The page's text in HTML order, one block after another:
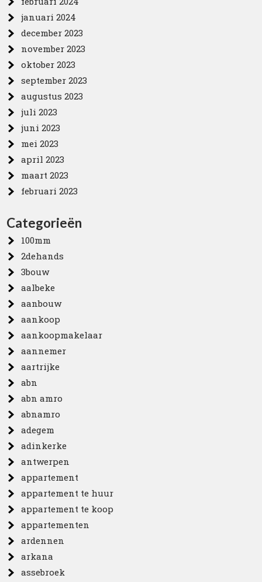
januari 2024
december 2023
november 2023
oktober 2023
september 2023
augustus 2023
juli 2023
juni 2023
mei 2023
april 2023
maart 2023
februari 2023
Categorieën
100mm
2dehands
3bouw
aalbeke
aanbouw
aankoop
aankoopmakelaar
aannemer
aartrijke
abn
abn amro
abnamro
adegem
adinkerke
antwerpen
appartement
appartement te huur
appartement te koop
appartementen
ardennen
arkana
assebroek